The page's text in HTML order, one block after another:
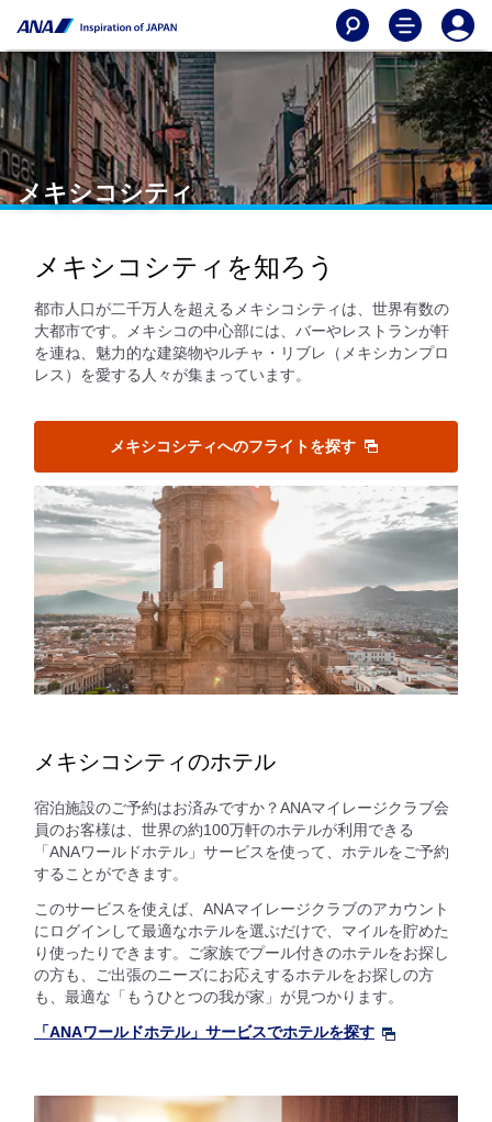
メキシコシティ
メキシコシティを知ろう
都市人口が二千万人を超えるメキシコシティは、世界有数の
大都市です。メキシコの中心部には、バーやレストランが軒
を連ね、魅力的な建築物やルチャ・リブレ（メキシカンプロ
レス）を愛する人々が集まっています。
メキシコシティへのフライトを探す
メキシコシティのホテル
宿泊施設のご予約はお済みですか？ANAマイレージクラブ会
員のお客様は、世界の約100万軒のホテルが利用できる
「ANAワールドホテル」サービスを使って、ホテルをご予約
することができます。
このサービスを使えば、ANAマイレージクラブのアカウント
にログインして最適なホテルを選ぶだけで、マイルを貯めた
り使ったりできます。ご家族でプール付きのホテルをお探し
の方も、ご出張のニーズにお応えするホテルをお探しの方
も、最適な「もうひとつの我が家」が見つかります。
「ANAワールドホテル」サービスでホテルを探す